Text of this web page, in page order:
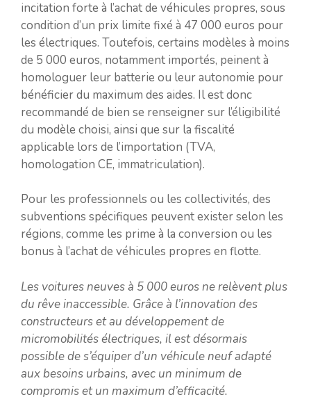
incitation forte à l’achat de véhicules propres, sous
condition d’un prix limite fixé à 47 000 euros pour
les électriques. Toutefois, certains modèles à moins
de 5 000 euros, notamment importés, peinent à
homologuer leur batterie ou leur autonomie pour
bénéficier du maximum des aides. Il est donc
recommandé de bien se renseigner sur l’éligibilité
du modèle choisi, ainsi que sur la fiscalité
applicable lors de l’importation (TVA,
homologation CE, immatriculation).
Pour les professionnels ou les collectivités, des
subventions spécifiques peuvent exister selon les
régions, comme les prime à la conversion ou les
bonus à l’achat de véhicules propres en flotte.
Les voitures neuves à 5 000 euros ne relèvent plus
du rêve inaccessible. Grâce à l’innovation des
constructeurs et au développement de
micromobilités électriques, il est désormais
possible de s’équiper d’un véhicule neuf adapté
aux besoins urbains, avec un minimum de
compromis et un maximum d’efficacité.